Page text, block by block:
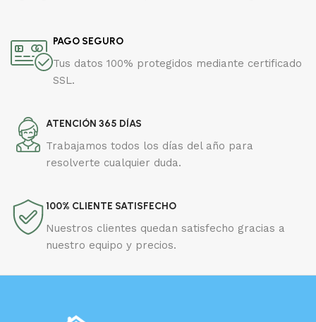
PAGO SEGURO
Tus datos 100% protegidos mediante certificado
SSL.
ATENCIÓN 365 DÍAS
Trabajamos todos los días del año para
resolverte cualquier duda.
100% CLIENTE SATISFECHO
Nuestros clientes quedan satisfecho gracias a
nuestro equipo y precios.